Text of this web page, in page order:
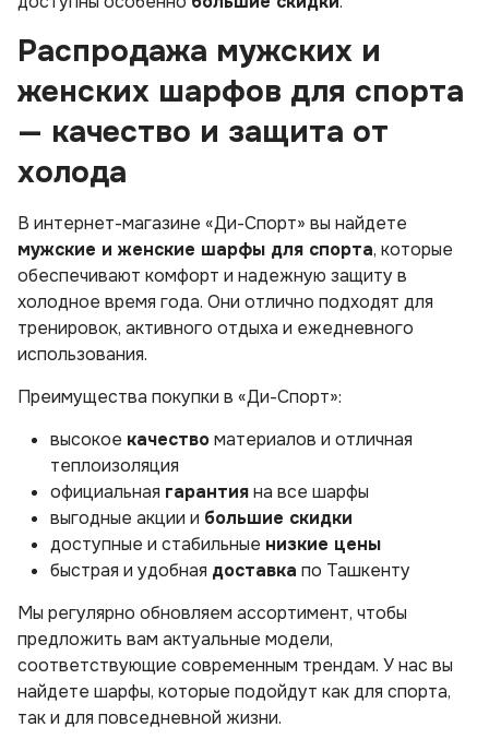
Распродажа мужских и
женских шарфов для спорта
— качество и защита от
холода
В интернет-магазине «Ди-Спорт» вы найдете
мужские и женские шарфы для спорта, которые
обеспечивают комфорт и надежную защиту в
холодное время года. Они отлично подходят для
тренировок, активного отдыха и ежедневного
использования.
Преимущества покупки в «Ди-Спорт»:
высокое качествоматериалов и отличная
теплоизоляция
официальная гарантияна все шарфы
выгодные акции и большие скидки
доступные и стабильные низкие цены
быстрая и удобная доставка по Ташкенту
Мы регулярно обновляем ассортимент, чтобы
предложить вам актуальные модели,
соответствующие современным трендам. У нас вы
найдете шарфы, которые подойдут как для спорта,
так и для повседневной жизни.